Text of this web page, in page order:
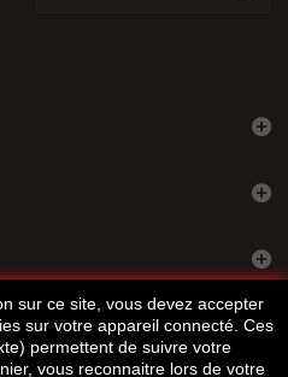
sur ce site, vous devez accepter
sur votre appareil connecté. Ces
permettent de suivre votre
vous reconnaitre lors de votre